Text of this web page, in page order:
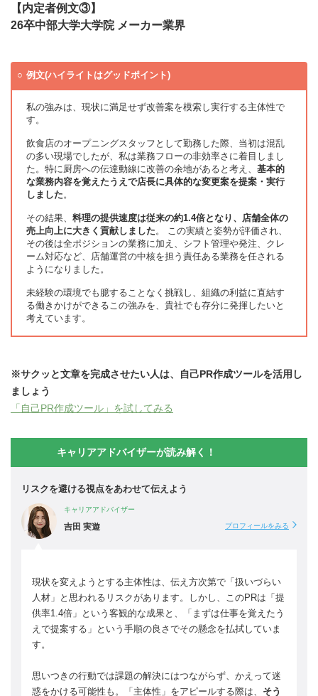
【内定者例文③】
26卒中部大学大学院 メーカー業界
例文(ハイライトはグッドポイント)
私の強みは、現状に満足せず改善案を模索し実行する主体性で
す。
飲食店のオープニングスタッフとして勤務した際、当初は混乱
の多い現場でしたが、私は業務フローの非効率さに着目しまし
た。特に厨房への伝達動線に改善の余地があると考え、 基本的
な業務内容を覚えたうえで店長に具体的な変更案を提案・実行
しました 。
その結果、 料理の提供速度は従来の約1.4倍となり、店舗全体の
売上向上に大きく貢献しました 。 この実績と姿勢が評価され、
その後は全ポジションの業務に加え、シフト管理や発注、クレ
ーム対応など、店舗運営の中核を担う責任ある業務を任される
ようになりました。
未経験の環境でも臆することなく挑戦し、組織の利益に直結す
る働きかけができるこの強みを、貴社でも存分に発揮したいと
考えています。
※サクッと文章を完成させたい人は、自己PR作成ツールを活用し
ましょう
「自己PR作成ツール」を試してみる
キャリアアドバイザーが読み解く！
リスクを避ける視点をあわせて伝えよう
キャリアアドバイザー
吉田 実遊 プロフィールをみる
現状を変えようとする主体性は、伝え方次第で「扱いづらい
人材」と思われるリスクがあります。しかし、このPRは「提
供率1.4倍」という客観的な成果と、「まずは仕事を覚えたう
えで提案する」という手順の良さでその懸念を払拭していま
す。
思いつきの行動では課題の解決にはつながらず、かえって迷
惑をかける可能性も。「主体性」をアピールする際は、 そう